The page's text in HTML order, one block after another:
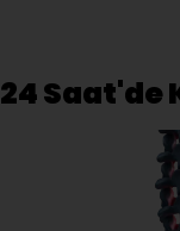
24 Saat'de